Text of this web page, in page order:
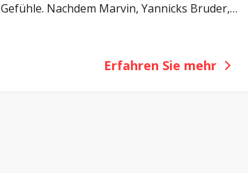
Gefühle. Nachdem Marvin, Yannicks Bruder,
bereits wieder schwanger. Als die Ärzte auf
Erfahren Sie mehr